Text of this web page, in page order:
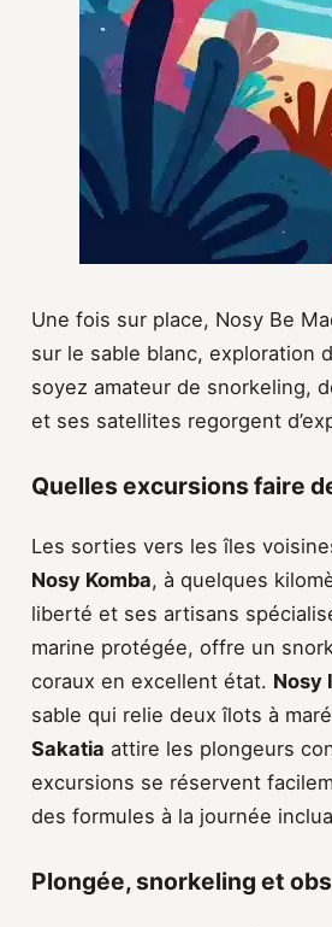
Une fois sur place, Nosy Be
sur le sable blanc, exploration
soyez amateur de snorkeling,
et ses satellites regorgent
Quelles excursions faire
Les sorties vers les îles
Nosy Komba, à quelques
liberté et ses artisans
marine protégée, offre un
coraux en excellent état. Nosy
sable qui relie deux îlots à
Sakatia attire les plongeurs
excursions se réservent
des formules à la journée
Plongée, snorkeling et